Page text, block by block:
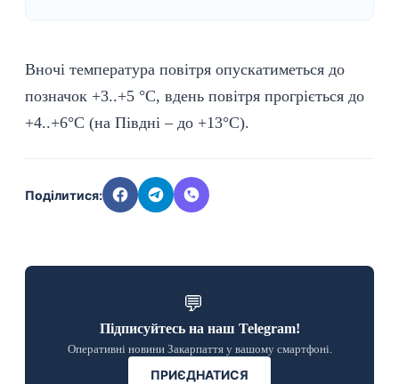
Вночі температура повітря опускатиметься до
позначок +3..+5 °С, вдень повітря прогріється до
+4..+6°С (на Півдні – до +13°С).
Поділитися:
💬
Підписуйтесь на наш Telegram!
Оперативні новини Закарпаття у вашому смартфоні.
ПРИЄДНАТИСЯ